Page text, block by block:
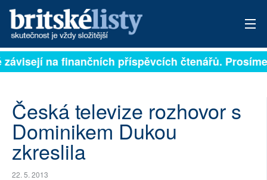
PŘIHLÁSIT
ARCHIV
ROZHOVORY
TÉMATA
na finančních příspěvcích čtenářů.
Česká televize rozhovor s
Dominikem Dukou
zkreslila
22. 5. 2013